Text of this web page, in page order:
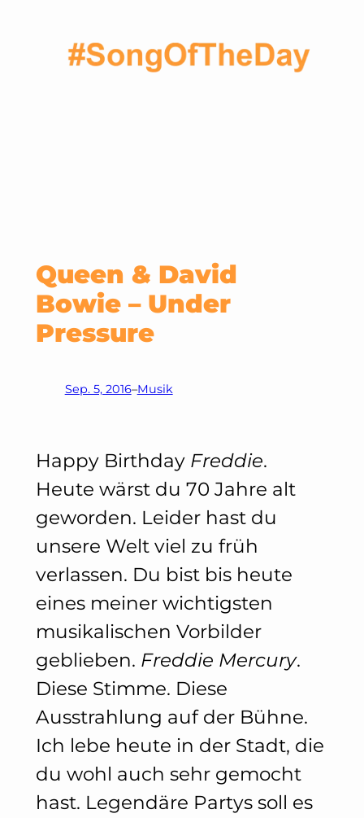
Queen & David
Bowie – Under
Pressure
Sep. 5, 2016–Musik
Happy Birthday Freddie.
Heute wärst du 70 Jahre alt
geworden. Leider hast du
unsere Welt viel zu früh
verlassen. Du bist bis heute
eines meiner wichtigsten
musikalischen Vorbilder
geblieben. Freddie Mercury.
Diese Stimme. Diese
Ausstrahlung auf der Bühne.
Ich lebe heute in der Stadt, die
du wohl auch sehr gemocht
hast. Legendäre Partys soll es